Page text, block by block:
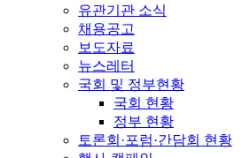
유관기관 소식
채용공고
보도자료
뉴스레터
국회 및 정부현황
국회 현황
정부 현황
토론회·포럼·간담회 현황